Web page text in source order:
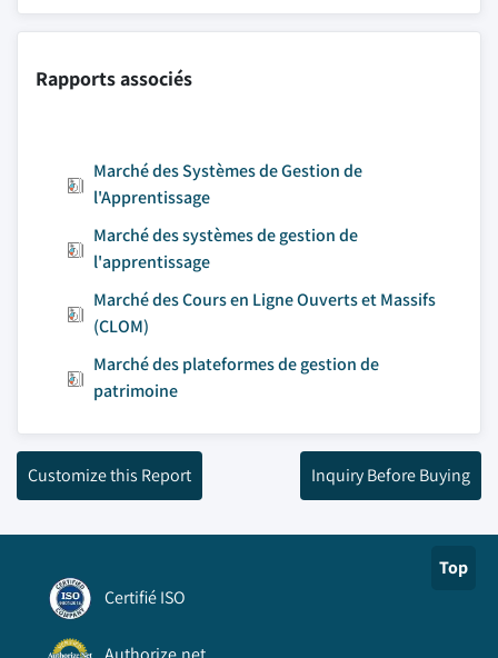
Rapports associés
Marché des Systèmes de Gestion de
l'Apprentissage
Marché des systèmes de gestion de
l'apprentissage
Marché des Cours en Ligne Ouverts et Massifs
(CLOM)
Marché des plateformes de gestion de
patrimoine
Customize this Report Inquiry Before Buying
Top
Certifié ISO